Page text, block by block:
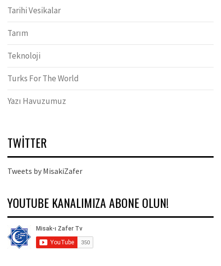
Tarihi Vesikalar
Tarım
Teknoloji
Turks For The World
Yazı Havuzumuz
TWITTER
Tweets by MisakiZafer
YOUTUBE KANALIMIZA ABONE OLUN!